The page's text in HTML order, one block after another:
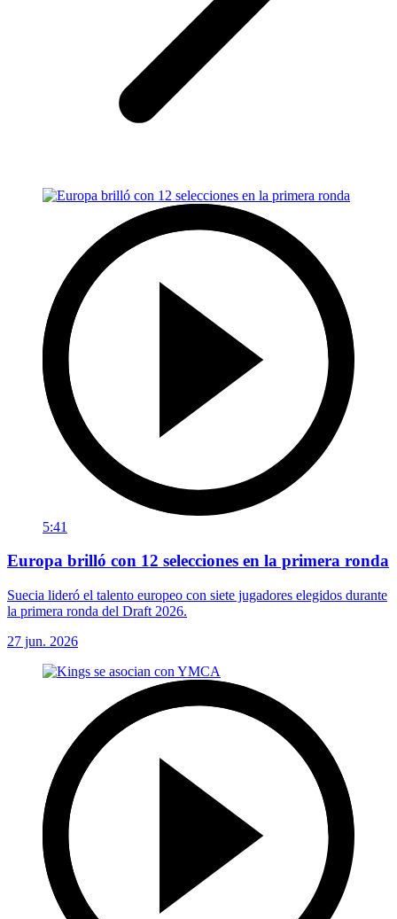
5:41
Europa brilló con 12 selecciones en la primera ronda
Suecia lideró el talento europeo con siete jugadores elegidos durante
la primera ronda del Draft 2026.
27 jun. 2026